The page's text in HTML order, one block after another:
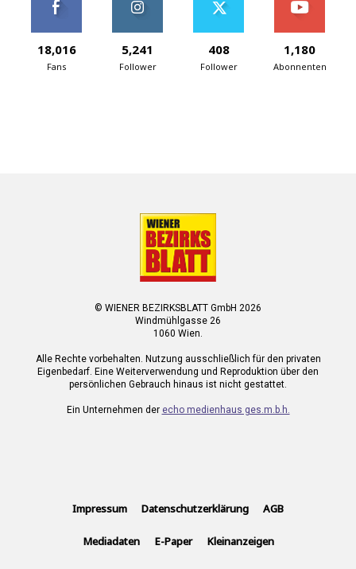
18,016
Fans
5,241
Follower
408
Follower
1,180
Abonnenten
© WIENER BEZIRKSBLATT GmbH 2026
Windmühlgasse 26
1060 Wien.
Alle Rechte vorbehalten. Nutzung ausschließlich für den privaten
Eigenbedarf. Eine Weiterverwendung und Reproduktion über den
persönlichen Gebrauch hinaus ist nicht gestattet.
Ein Unternehmen der echo medienhaus ges.m.b.h.
Impressum Datenschutzerklärung AGB
Mediadaten E-Paper Kleinanzeigen